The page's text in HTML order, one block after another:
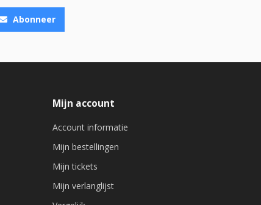
Abonneer
Mijn account
Account informatie
Mijn bestellingen
Mijn tickets
Mijn verlanglijst